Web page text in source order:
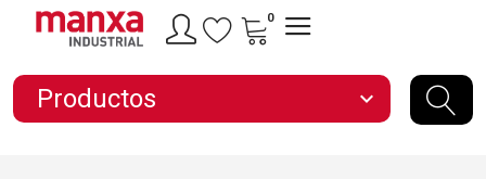
0
Productos expand_more